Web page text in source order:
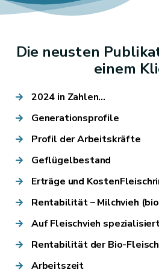
Die neusten
einem
2024 in Zahlen...
Generationsprofile
Profil der Arbeitskräfte
Geflügelbestand
Erträge und
Rentabilität – Milchvieh
Auf Fleischvieh
Rentabilität der Bio-
Arbeitszeit